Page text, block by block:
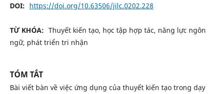
DOI: https://doi.org/10.63506/jilc.0202.228
TỪ KHÓA: Thuyết kiến tạo, học tập hợp tác, năng lực ngôn
ngữ, phát triển tri nhận
TÓM TẮT
Bài viết bàn về việc ứng dụng của thuyết kiến tạo trong dạy